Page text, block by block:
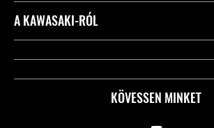
KÖVESSEN MINKET
Kapcsolat
Hasznos linkek
A KAWASAKI-RÓL
Vállalatunk